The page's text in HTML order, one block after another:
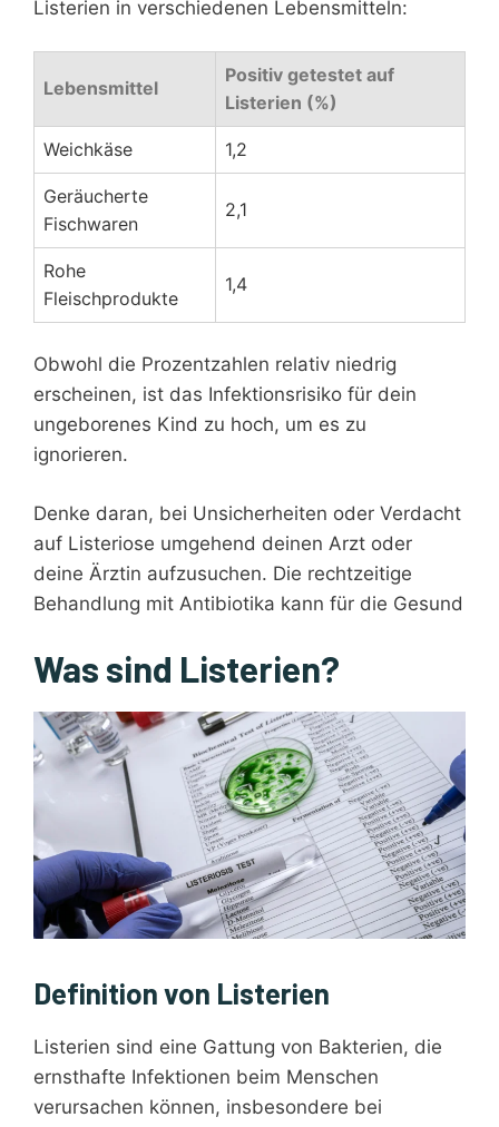
Listerien in verschiedenen Lebensmitteln:
Lebensmittel
Positiv getestet auf
Listerien (%)
Weichkäse 1,2
Geräucherte
Fischwaren
2,1
Rohe
Fleischprodukte
1,4
Obwohl die Prozentzahlen relativ niedrig
erscheinen, ist das Infektionsrisiko für dein
ungeborenes Kind zu hoch, um es zu
ignorieren.
Denke daran, bei Unsicherheiten oder Verdacht
auf Listeriose umgehend deinen Arzt oder
deine Ärztin aufzusuchen. Die rechtzeitige
Behandlung mit Antibiotika kann für die Gesund
Was sind Listerien?
Definition von Listerien
Listerien sind eine Gattung von Bakterien, die
ernsthafte Infektionen beim Menschen
verursachen können, insbesondere bei